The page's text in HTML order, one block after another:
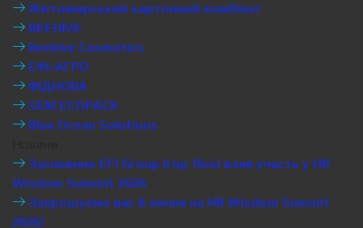
Житомирський картонний комбінат
BEEHIVE
Beehive Cosmetics
ЕФІ-АГРО
ФІДНОВА
SEM ECOPACK
Blue Ocean Solutions
Засновник EFI Group Ігор Ліскі взяв участь у HR
Wisdom Summit 2026
Запрошуємо вас 8 липня на HR Wisdom Summit
2026!